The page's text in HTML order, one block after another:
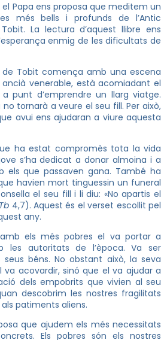
el Papa ens proposa que meditem un
més bells i profunds de l’Antic
La lectura d’aquest llibre ens
enmig de les dificultats de
de Tobit comença amb una escena
venerable, està acomiadant el
punt d’emprendre un llarg viatge.
tornarà a veure el seu fill. Per això,
avui ens ajudaran a viure aquesta
ha estat compromès tota la vida
s’ha dedicat a donar almoina i a
els que passaven gana. També ha
havien mort tinguessin un funeral
el seu fill i li diu: «No apartis el
Tb 4,7). Aquest és el verset escollit pel
any.
els més pobres el va portar a
les autoritats de l’època. Va ser
béns. No obstant això, la seva
acovardir, sinó que el va ajudar a
dels empobrits que vivien al seu
descobrim les nostres fragilitats
patiments aliens.
que ajudem els més necessitats
Els pobres són els nostres